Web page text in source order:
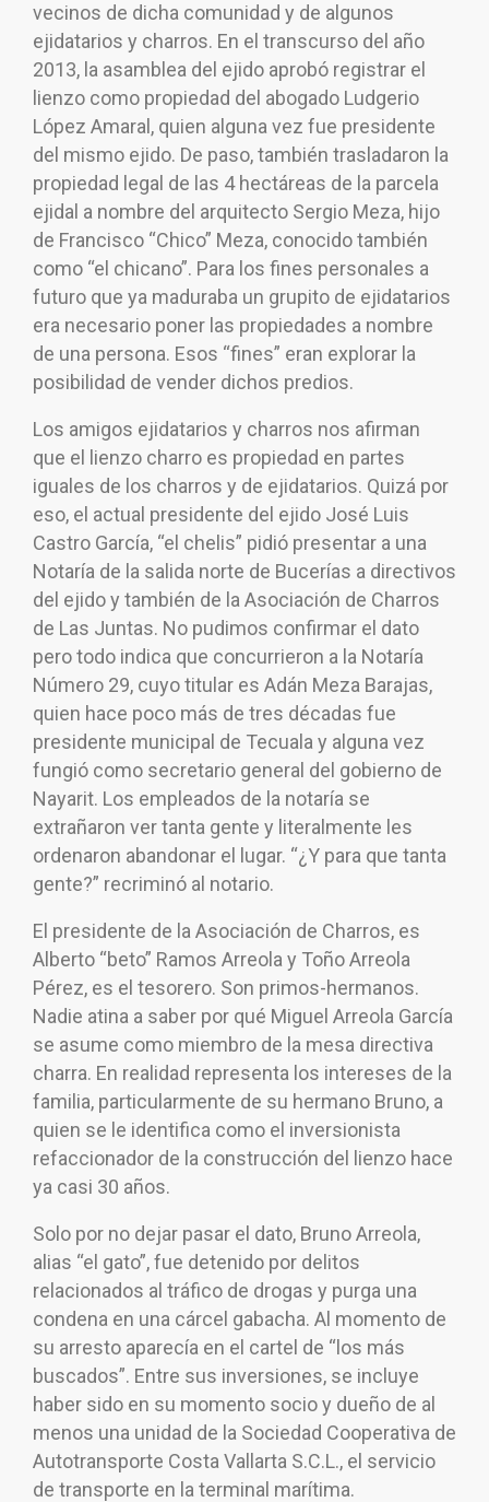
vecinos de dicha comunidad y de algunos
ejidatarios y charros. En el transcurso del año
2013, la asamblea del ejido aprobó registrar el
lienzo como propiedad del abogado Ludgerio
López Amaral, quien alguna vez fue presidente
del mismo ejido. De paso, también trasladaron la
propiedad legal de las 4 hectáreas de la parcela
ejidal a nombre del arquitecto Sergio Meza, hijo
de Francisco “Chico” Meza, conocido también
como “el chicano”. Para los fines personales a
futuro que ya maduraba un grupito de ejidatarios
era necesario poner las propiedades a nombre
de una persona. Esos “fines” eran explorar la
posibilidad de vender dichos predios.
Los amigos ejidatarios y charros nos afirman
que el lienzo charro es propiedad en partes
iguales de los charros y de ejidatarios. Quizá por
eso, el actual presidente del ejido José Luis
Castro García, “el chelis” pidió presentar a una
Notaría de la salida norte de Bucerías a directivos
del ejido y también de la Asociación de Charros
de Las Juntas. No pudimos confirmar el dato
pero todo indica que concurrieron a la Notaría
Número 29, cuyo titular es Adán Meza Barajas,
quien hace poco más de tres décadas fue
presidente municipal de Tecuala y alguna vez
fungió como secretario general del gobierno de
Nayarit. Los empleados de la notaría se
extrañaron ver tanta gente y literalmente les
ordenaron abandonar el lugar. “¿Y para que tanta
gente?” recriminó al notario.
El presidente de la Asociación de Charros, es
Alberto “beto” Ramos Arreola y Toño Arreola
Pérez, es el tesorero. Son primos-hermanos.
Nadie atina a saber por qué Miguel Arreola García
se asume como miembro de la mesa directiva
charra. En realidad representa los intereses de la
familia, particularmente de su hermano Bruno, a
quien se le identifica como el inversionista
refaccionador de la construcción del lienzo hace
ya casi 30 años.
Solo por no dejar pasar el dato, Bruno Arreola,
alias “el gato”, fue detenido por delitos
relacionados al tráfico de drogas y purga una
condena en una cárcel gabacha. Al momento de
su arresto aparecía en el cartel de “los más
buscados”. Entre sus inversiones, se incluye
haber sido en su momento socio y dueño de al
menos una unidad de la Sociedad Cooperativa de
Autotransporte Costa Vallarta S.C.L., el servicio
de transporte en la terminal marítima.